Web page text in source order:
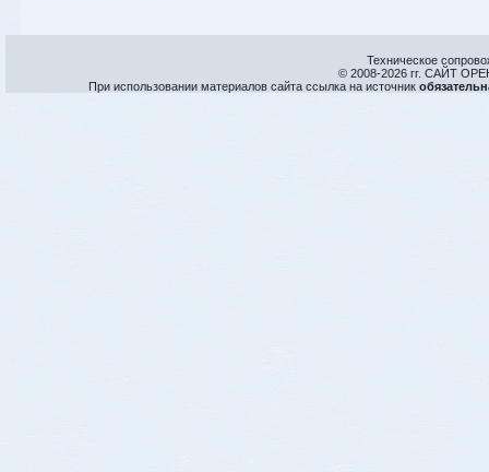
Техническое
© 2008-2026 гг. САЙТ
При использовании материалов сайта ссылка на источник